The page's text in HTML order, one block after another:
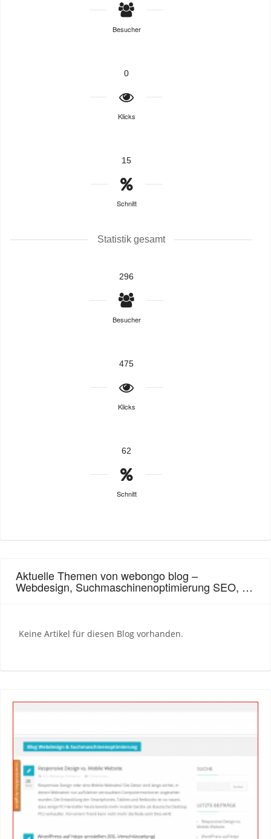
Besucher
0
Klicks
15
Schnitt
Statistik gesamt
296
Besucher
475
Klicks
62
Schnitt
Aktuelle Themen von webongo blog –
Webdesign, Suchmaschinenoptimierung SEO, …
Keine Artikel für diesen Blog vorhanden.